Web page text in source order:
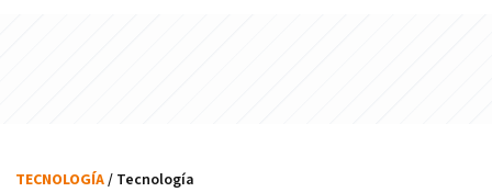
TECNOLOGÍA/ Tecnología